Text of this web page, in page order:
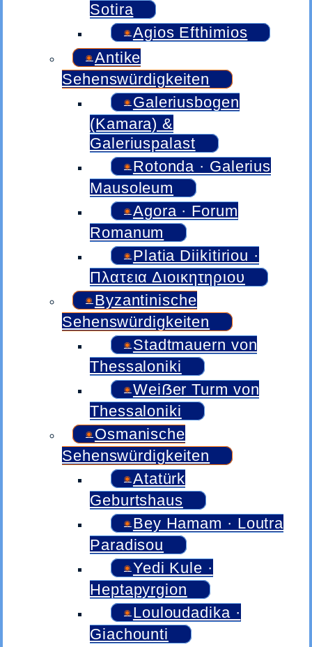
Sotira
Agios Efthimios
Antike
Sehenswürdigkeiten
Galeriusbogen
(Kamara) &
Galeriuspalast
Rotonda · Galerius
Mausoleum
Agora · Forum
Romanum
Platia Diikitiriou ·
Πλατεια Διοικητηριου
Byzantinische
Sehenswürdigkeiten
Stadtmauern von
Thessaloniki
Weiẞer Turm von
Thessaloniki
Osmanische
Sehenswürdigkeiten
Atatürk
Geburtshaus
Bey Hamam · Loutra
Paradisou
Yedi Kule ·
Heptapyrgion
Louloudadika ·
Giachounti